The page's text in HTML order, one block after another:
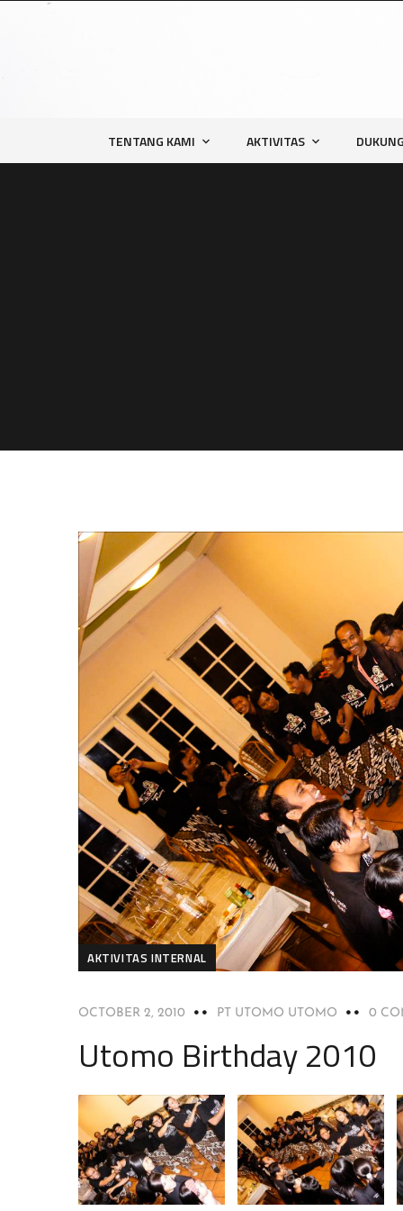
TENTANG KAMI AKTIVITAS
AKTIVITAS INTERNAL
OCTOBER 2, 2010 PT UTOMO UTOMO 0
Utomo Birthday 2010